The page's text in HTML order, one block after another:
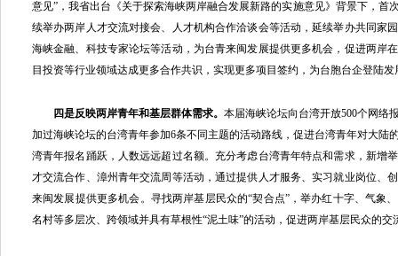
意见”，我省出台《关于探索海峡两岸融合发展新路的实施意见》背景下，首
续举办两岸人才交流对接会、人才机构合作洽谈会等活动，延续举办共同家
海峡金融、科技专家论坛等活动，为台青来闽发展提供更多机会，促进两岸
目投资等行业领域达成更多合作共识，实现更多项目签约，为台胞台企登陆
四是反映两岸青年和基层群体需求。 本届海峡论坛向台湾开放500个网络
加过海峡论坛的台湾青年参加6条不同主题的活动路线，促进台湾青年对大陆
湾青年报名踊跃，人数远远超过名额。充分考虑台湾青年特点和需求，新增
才交流合作、漳州青年交流周等活动，通过提供人才服务、实习就业岗位、
来闽发展提供更多机会。寻找两岸基层民众的“契合点”，举办红十字、气象
名村等多层次、跨领域并具有草根性“泥土味”的活动，促进两岸基层民众的交